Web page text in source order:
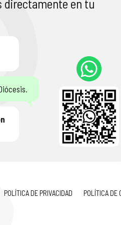
directamente en tu
POLÍTICA DE PRIVACIDAD POLÍTICA DE